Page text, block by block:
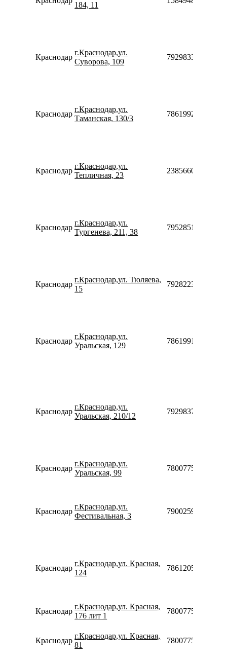
184, 11
Краснодар
г.Краснодар,ул.
Суворова, 109
79298333154
Краснодар
г.Краснодар,ул.
Таманская, 130/3
78619920566
Краснодар
г.Краснодар,ул.
Тепличная, 23
238566024244
Краснодар
г.Краснодар,ул.
Тургенева, 211, 38
79528518560
Краснодар
г.Краснодар,ул. Тюляева,
15
Краснодар
г.Краснодар,ул.
Уральская, 129
78619911009
Краснодар
г.Краснодар,ул.
Уральская, 210/12
79298377491
Краснодар
г.Краснодар,ул.
Уральская, 99
78007753553
Краснодар
г.Краснодар,ул.
Фестивальная, 3
79002599031
Краснодар
г.Краснодар,ул. Красная,
124
78612050210
Краснодар
г.Краснодар,ул. Красная,
176 лит 1
78007753553
Краснодар
г.Краснодар,ул. Красная,
81
78007753553